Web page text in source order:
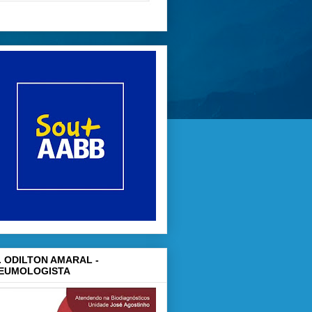
ODILTON AMARAL -